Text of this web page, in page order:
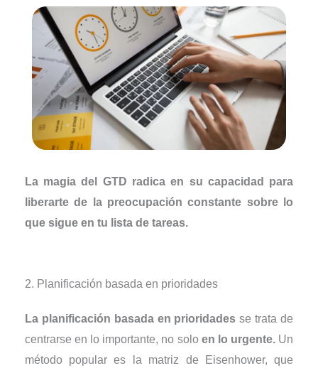
La magia del GTD radica en su capacidad para
liberarte de la preocupación constante sobre lo
que sigue en tu lista de tareas.
2. Planificación basada en prioridades
La planificación basada en prioridades se trata de
centrarse en lo importante, no soloen lo urgente. Un
método popular es la matriz de Eisenhower, que